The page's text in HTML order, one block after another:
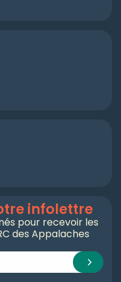
infolettre
pour recevoir les
des Appalaches